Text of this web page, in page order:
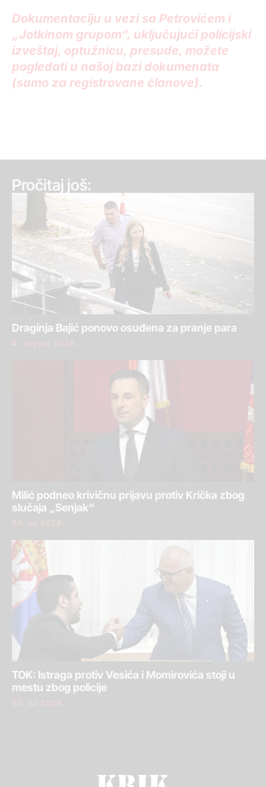
Dokumentaciju u vezi sa Petrovićem i
„Jotkinom grupom“, uključujući policijski
izveštaj, optužnicu, presude, možete
pogledati u našoj bazi dokumenata
(samo za registrovane članove).
Pročitaj još:
Draginja Bajić ponovo osuđena za pranje para
4. avgust 2026.
Milić podneo krivičnu prijavu protiv Krička zbog
slučaja „Senjak“
30. jul 2026.
TOK: Istraga protiv Vesića i Momirovića stoji u
mestu zbog policije
30. jul 2026.